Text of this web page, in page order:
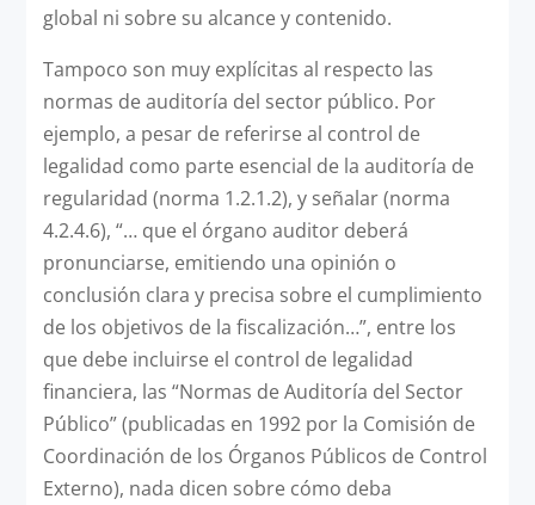
global ni sobre su alcance y contenido.
Tampoco son muy explícitas al respecto las
normas de auditoría del sector público. Por
ejemplo, a pesar de referirse al control de
legalidad como parte esencial de la auditoría de
regularidad (norma 1.2.1.2), y señalar (norma
4.2.4.6), “… que el órgano auditor deberá
pronunciarse, emitiendo una opinión o
conclusión clara y precisa sobre el cumplimiento
de los objetivos de la fiscalización…”, entre los
que debe incluirse el control de legalidad
financiera, las “Normas de Auditoría del Sector
Público” (publicadas en 1992 por la Comisión de
Coordinación de los Órganos Públicos de Control
Externo), nada dicen sobre cómo deba